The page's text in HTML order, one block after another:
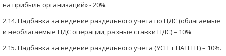
на прибыль организаций» - 20%.
2.14. Надбавка за ведение раздельного учета по НДС (облагаемые
и необлагаемые НДС операции, разные ставки НДС) – 10%
2.15. Надбавка за ведение раздельного учета (УСН + ПАТЕНТ) – 10%.